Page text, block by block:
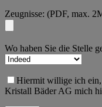
Zeugnisse: (PDF, max.
Wo haben Sie die Stelle
Hiermit willige ich ein,
Kristall Bäder AG mich